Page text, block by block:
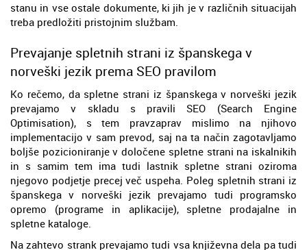
stanu in vse ostale dokumente, ki jih je v različnih situacijah
treba predložiti pristojnim službam.
Prevajanje spletnih strani iz španskega v
norveški jezik prema SEO pravilom
Ko rečemo, da spletne strani iz španskega v norveški jezik
prevajamo v skladu s pravili SEO (Search Engine
Optimisation), s tem pravzaprav mislimo na njihovo
implementacijo v sam prevod, saj na ta način zagotavljamo
boljše pozicioniranje v določene spletne strani na iskalnikih
in s samim tem ima tudi lastnik spletne strani oziroma
njegovo podjetje precej več uspeha. Poleg spletnih strani iz
španskega v norveški jezik prevajamo tudi programsko
opremo (programe in aplikacije), spletne prodajalne in
spletne kataloge.
Na zahtevo strank prevajamo tudi vsa književna dela pa tudi